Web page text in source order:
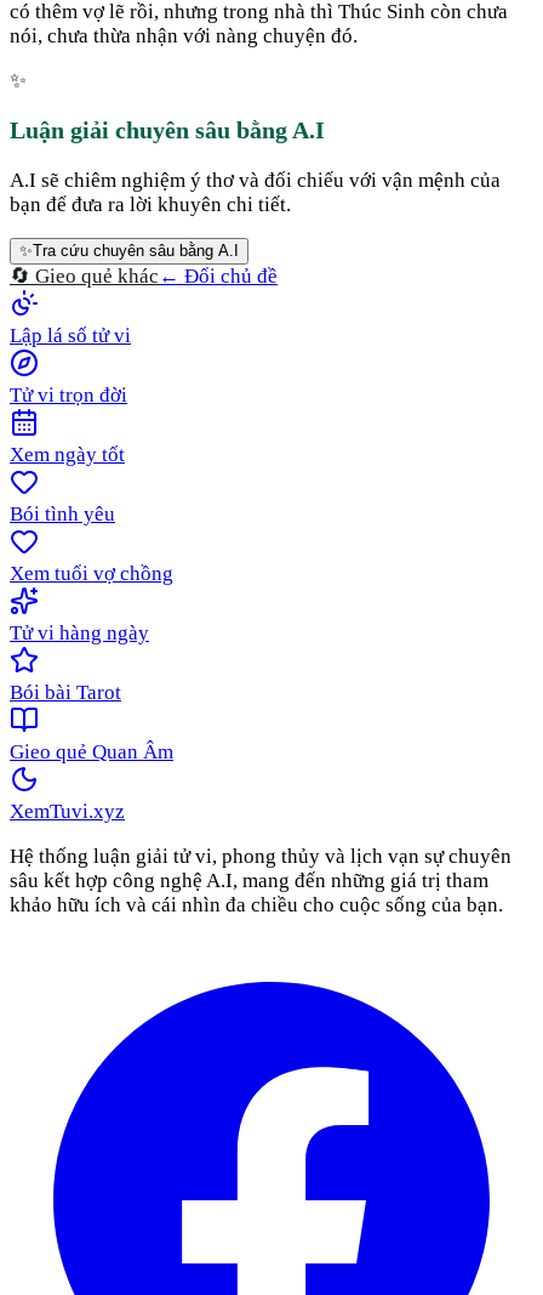
có thêm vợ lẽ rồi, nhưng trong nhà thì Thúc Sinh còn chưa
nói, chưa thừa nhận với nàng chuyện đó.
✨
Luận giải chuyên sâu bằng A.I
A.I sẽ chiêm nghiệm ý thơ và đối chiếu với vận mệnh của
bạn để đưa ra lời khuyên chi tiết.
✨Tra cứu chuyên sâu bằng A.I
🔄 Gieo quẻ khác ← Đổi chủ đề
Lập lá số tử vi
Tử vi trọn đời
Xem ngày tốt
Bói tình yêu
Xem tuổi vợ chồng
Tử vi hàng ngày
Bói bài Tarot
Gieo quẻ Quan Âm
XemTuvi.xyz
Hệ thống luận giải tử vi, phong thủy và lịch vạn sự chuyên
sâu kết hợp công nghệ A.I, mang đến những giá trị tham
khảo hữu ích và cái nhìn đa chiều cho cuộc sống của bạn.